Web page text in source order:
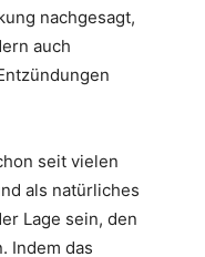
nachgesagt,
auch
seit vielen
als natürliches
Lage sein, den
Indem das